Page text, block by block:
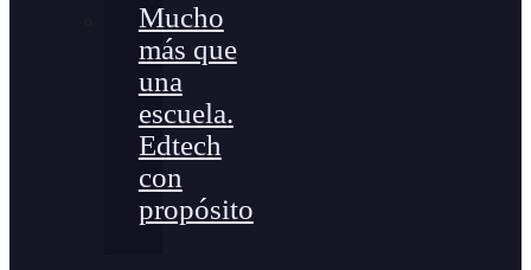
Mucho
más que
una
escuela.
Edtech
con
propósito